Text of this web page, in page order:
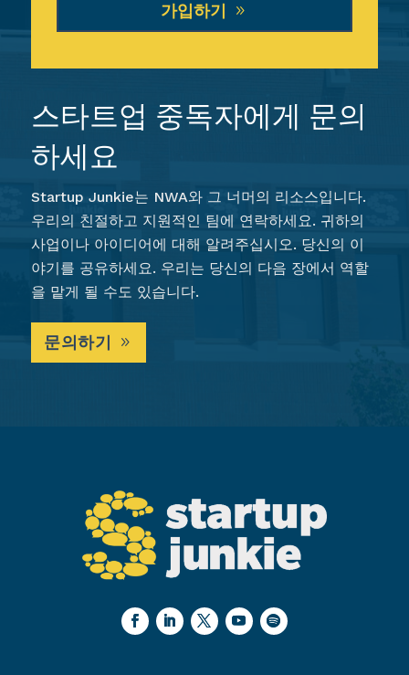
가입하기
스타트업 중독자에게 문의
하세요
Startup Junkie는 NWA와 그 너머의 리소스입니다.
우리의 친절하고 지원적인 팀에 연락하세요. 귀하의
사업이나 아이디어에 대해 알려주십시오. 당신의 이
야기를 공유하세요. 우리는 당신의 다음 장에서 역할
을 맡게 될 수도 있습니다.
문의하기